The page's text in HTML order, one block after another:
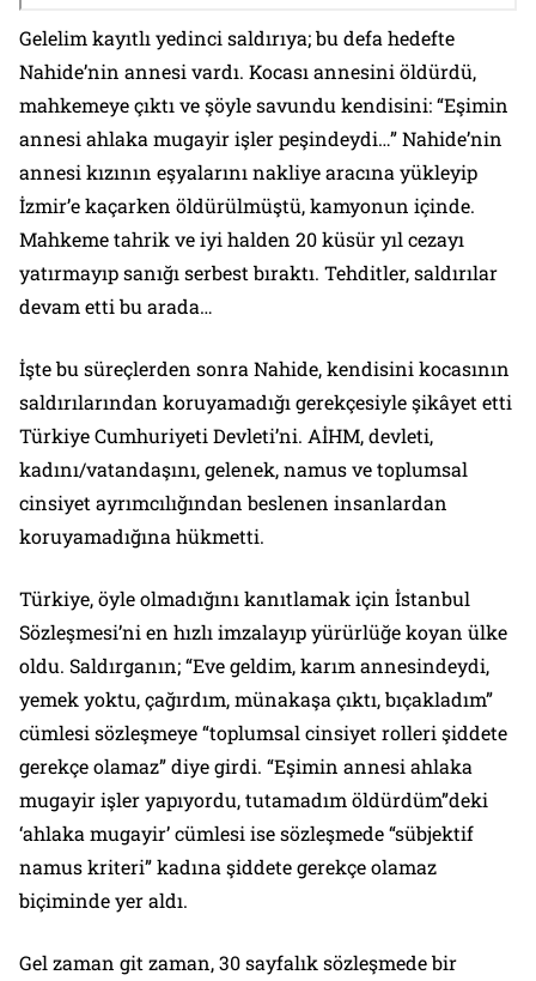
Gelelim kayıtlı yedinci saldırıya; bu defa hedefte
Nahide’nin annesi vardı. Kocası annesini öldürdü,
mahkemeye çıktı ve şöyle savundu kendisini: “Eşimin
annesi ahlaka mugayir işler peşindeydi…” Nahide’nin
annesi kızının eşyalarını nakliye aracına yükleyip
İzmir’e kaçarken öldürülmüştü, kamyonun içinde.
Mahkeme tahrik ve iyi halden 20 küsür yıl cezayı
yatırmayıp sanığı serbest bıraktı. Tehditler, saldırılar
devam etti bu arada…
İşte bu süreçlerden sonra Nahide, kendisini kocasının
saldırılarından koruyamadığı gerekçesiyle şikâyet etti
Türkiye Cumhuriyeti Devleti’ni. AİHM, devleti,
kadını/vatandaşını, gelenek, namus ve toplumsal
cinsiyet ayrımcılığından beslenen insanlardan
koruyamadığına hükmetti.
Türkiye, öyle olmadığını kanıtlamak için İstanbul
Sözleşmesi’ni en hızlı imzalayıp yürürlüğe koyan ülke
oldu. Saldırganın; “Eve geldim, karım annesindeydi,
yemek yoktu, çağırdım, münakaşa çıktı, bıçakladım”
cümlesi sözleşmeye “toplumsal cinsiyet rolleri şiddete
gerekçe olamaz” diye girdi. “Eşimin annesi ahlaka
mugayir işler yapıyordu, tutamadım öldürdüm”deki
‘ahlaka mugayir’ cümlesi ise sözleşmede “sübjektif
namus kriteri” kadına şiddete gerekçe olamaz
biçiminde yer aldı.
Gel zaman git zaman, 30 sayfalık sözleşmede bir